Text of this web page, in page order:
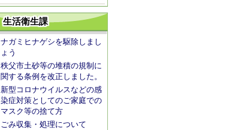
生活衛生課
ナガミヒナゲシを駆除しまし
ょう
秩父市土砂等の堆積の規制に
関する条例を改正しました。
新型コロナウイルスなどの感
染症対策としてのご家庭での
マスク等の捨て方
ごみ収集・処理について